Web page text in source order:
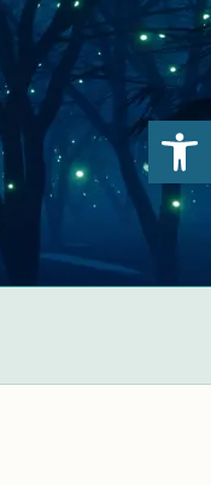
Skip
content
פתח סרגל